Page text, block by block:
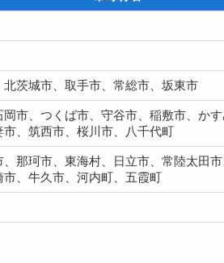
茨城市、取手市、常総市、坂東市
市、つくば市、守谷市、稲敷市、かす
、筑西市、桜川市、八千代町
那珂市、東海村、日立市、常陸太田
、牛久市、河内町、五霞町